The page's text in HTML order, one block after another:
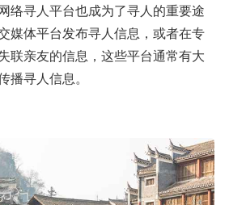
络寻人平台也成为了寻人的重要途
媒体平台发布寻人信息，或者在专
联亲友的信息，这些平台通常有大
播寻人信息。